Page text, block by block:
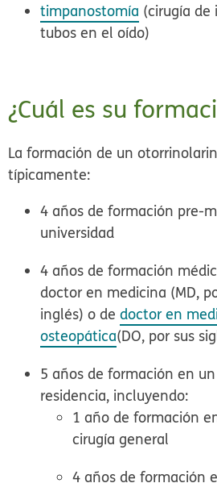
timpanostomía (cirugía
tubos en el oído)
¿Cuál es su
La formación de un
típicamente:
4 años de formación pre-
universidad
4 años de formación
doctor en medicina (MD,
inglés) o dedoctor en
osteopática(DO, por sus
5 años de formación en
residencia, incluyendo:
1 año de formación
cirugía general
4 años de formación